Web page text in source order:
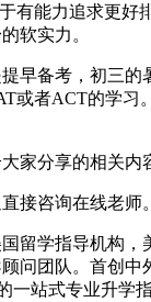
有能力追求更好
软实力。
备考，初三的
或者ACT的学
分享的相关内
咨询在线老师。
学指导机构，
问团队。首创
一站式专业升学